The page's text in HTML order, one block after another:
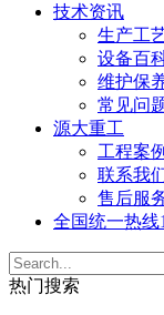
技术资讯
生产工
设备百
维护保
常见问
源大重工
工程案例
联系我
售后服
全国统一热线
热门搜索